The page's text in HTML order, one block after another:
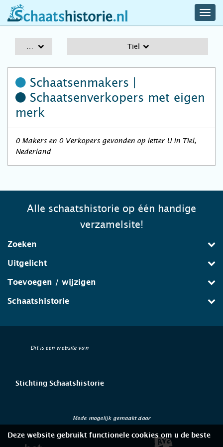
schaatshistorie.nl
Tiel
Schaatsenmakers |
Schaatsenverkopers met eigen
merk
0 Makers en 0 Verkopers gevonden op letter U in Tiel,
Nederland
Alle schaatshistorie op één handige
verzamelsite!
Zoeken
Uitgelicht
Toevoegen / wijzigen
Schaatshistorie
Dit is een website van
Stichting Schaatshistorie
Mede mogelijk gemaakt door
Deze website gebruikt functionele cookies om u de beste